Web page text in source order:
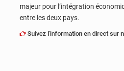
majeur pour l’intégration
entre les deux pays.
Suivez l'information en direct sur